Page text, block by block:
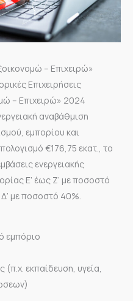
– Επιχειρώ»
Επιχειρήσεις
– Επιχειρώ» 2024
αναβάθμιση
εμπορίου και
€176,75 εκατ., το
ενεργειακής
Ε’ έως Ζ’ με ποσοστό
με ποσοστό 40%.
εμπόριο
εκπαίδευση, υγεία,